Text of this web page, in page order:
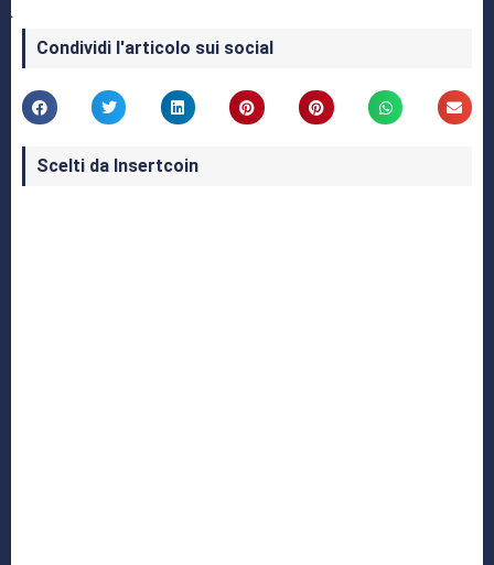
Condividi l'articolo sui social
Scelti da Insertcoin